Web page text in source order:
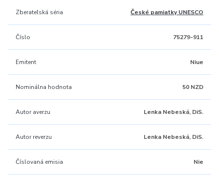
Zberateľská séria České pamiatky UNESCO
Číslo 75279-911
Emitent Niue
Nominálna hodnota 50 NZD
Autor averzu Lenka Nebeská, DiS.
Autor reverzu Lenka Nebeská, DiS.
Číslovaná emisia Nie